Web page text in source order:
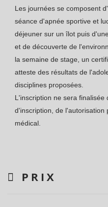
Les journées se composent
séance d'apnée sportive et
déjeuner sur un îlot puis
et de découverte de
la semaine de stage, un
atteste des résultats de
disciplines proposées.
L'inscription ne sera finalisée
d'inscription, de l'autorisation
médical.
PRIX